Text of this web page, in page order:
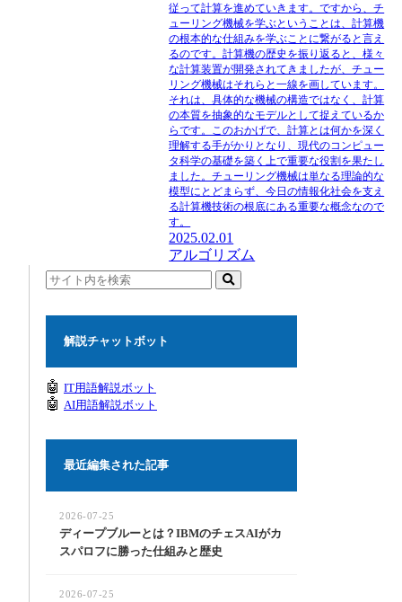
従って計算を進めていきます。ですから、チ
ューリング機械を学ぶということは、計算機
の根本的な仕組みを学ぶことに繋がると言え
るのです。計算機の歴史を振り返ると、様々
な計算装置が開発されてきましたが、チュー
リング機械はそれらと一線を画しています。
それは、具体的な機械の構造ではなく、計算
の本質を抽象的なモデルとして捉えているか
らです。このおかげで、計算とは何かを深く
理解する手がかりとなり、現代のコンピュー
タ科学の基礎を築く上で重要な役割を果たし
ました。チューリング機械は単なる理論的な
模型にとどまらず、今日の情報化社会を支え
る計算機技術の根底にある重要な概念なので
す。
2025.02.01
アルゴリズム
解説チャットボット
🤖 IT用語解説ボット
🤖 AI用語解説ボット
最近編集された記事
ディープブルーとは？IBMのチェスAIがカ
スパロフに勝った仕組みと歴史
2026-07-25
2026-07-25